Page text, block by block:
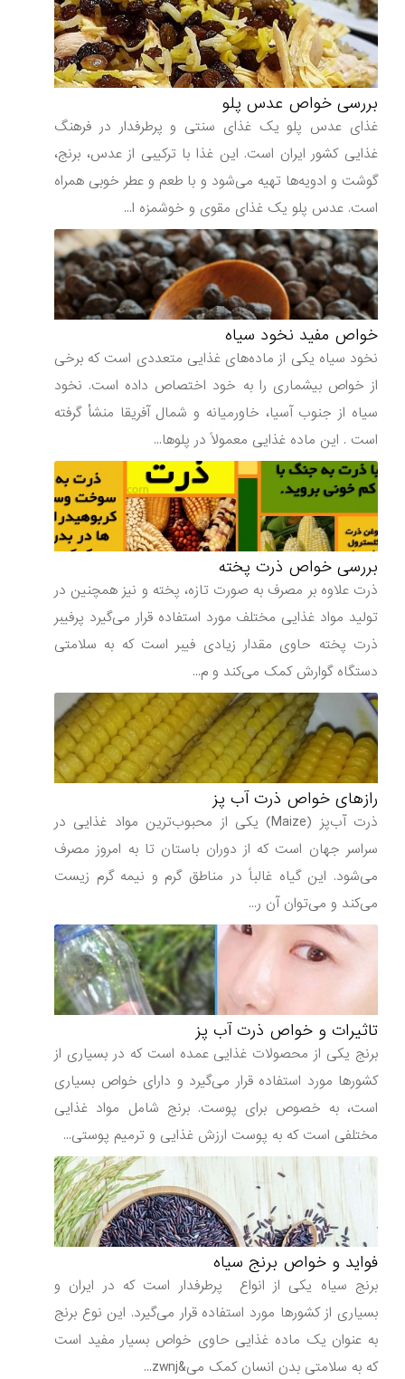
بررسی خواص عدس پلو
غذای عدس پلو یک غذای سنتی و پرطرفدار در فرهنگ
غذایی کشور ایران است. این غذا با ترکیبی از عدس، برنج،
گوشت و ادویه‌ها تهیه می‌شود و با طعم و عطر خوبی همراه
است. عدس پلو یک غذای مقوی و خوشمزه ا...
خواص مفید نخود سیاه
نخود سیاه یکی از ماده‌های غذایی متعددی است که برخی
از خواص بیشماری را به خود اختصاص داده است. نخود
سیاه از جنوب آسیا، خاورمیانه و شمال آفریقا منشأ گرفته
است . این ماده غذایی معمولاً در پلوها...
بررسی خواص ذرت پخته
ذرت علاوه بر مصرف به صورت تازه، پخته و نیز همچنین در
تولید مواد غذایی مختلف مورد استفاده قرار می‌گیرد پرفیبر
ذرت پخته حاوی مقدار زیادی فیبر است که به سلامتی
دستگاه گوارش کمک می‌کند و م...
رازهای خواص ذرت آب پز
ذرت آب‌پز (Maize) یکی از محبوب‌ترین مواد غذایی در
سراسر جهان است که از دوران باستان تا به امروز مصرف
می‌شود. این گیاه غالباً در مناطق گرم و نیمه گرم زیست
می‌کند و می‌توان آن ر...
تاثیرات و خواص ذرت آب پز
برنج یکی از محصولات غذایی عمده است که در بسیاری از
کشورها مورد استفاده قرار می‌گیرد و دارای خواص بسیاری
است، به خصوص برای پوست. برنج شامل مواد غذایی
مختلفی است که به پوست ارزش غذایی و ترمیم پوستی...
فواید و خواص برنج سیاه
برنج سیاه یکی از انواع پرطرفدار است که در ایران و
بسیاری از کشورها مورد استفاده قرار می‌گیرد. این نوع برنج
به عنوان یک ماده غذایی حاوی خواص بسیار مفید است
که به سلامتی بدن انسان کمک می&zwnj...